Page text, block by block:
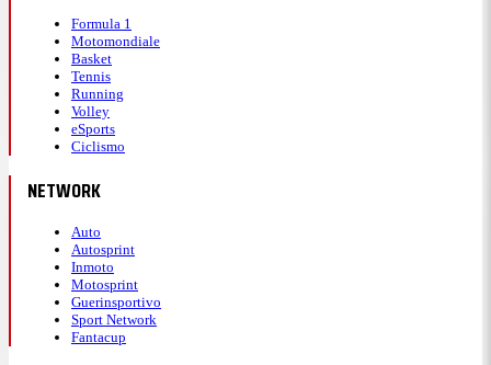
Formula 1
Motomondiale
Basket
Tennis
Running
Volley
eSports
Ciclismo
NETWORK
Auto
Autosprint
Inmoto
Motosprint
Guerinsportivo
Sport Network
Fantacup